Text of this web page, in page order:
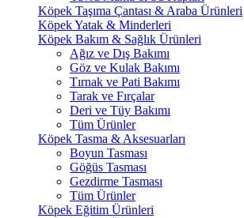
Köpek Taşıma Çantası & Araba Ürünleri
Köpek Yatak & Minderleri
Köpek Bakım & Sağlık Ürünleri
Ağız ve Dış Bakımı
Göz ve Kulak Bakımı
Tırnak ve Pati Bakımı
Tarak ve Fırçalar
Deri ve Tüy Bakımı
Tüm Ürünler
Köpek Tasma & Aksesuarları
Boyun Tasması
Göğüs Tasması
Gezdirme Tasması
Tüm Ürünler
Köpek Eğitim Ürünleri